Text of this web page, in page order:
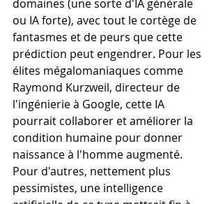
domaines (une sorte d'IA générale
ou IA forte), avec tout le cortège de
fantasmes et de peurs que cette
prédiction peut engendrer. Pour les
élites mégalomaniaques comme
Raymond Kurzweil, directeur de
l'ingénierie à Google, cette IA
pourrait collaborer et améliorer la
condition humaine pour donner
naissance à l'homme augmenté.
Pour d'autres, nettement plus
pessimistes, une intelligence